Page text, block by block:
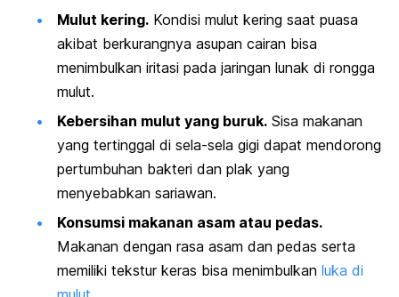
Mulut kering. Kondisi mulut kering saat puasa
akibat berkurangnya asupan cairan bisa
menimbulkan iritasi pada jaringan lunak di rongga
mulut.
Kebersihan mulut yang buruk. Sisa makanan
yang tertinggal di sela-sela gigi dapat mendorong
pertumbuhan bakteri dan plak yang
menyebabkan sariawan.
Konsumsi makanan asam atau pedas.
Makanan dengan rasa asam dan pedas serta
memiliki tekstur keras bisa menimbulkan luka di